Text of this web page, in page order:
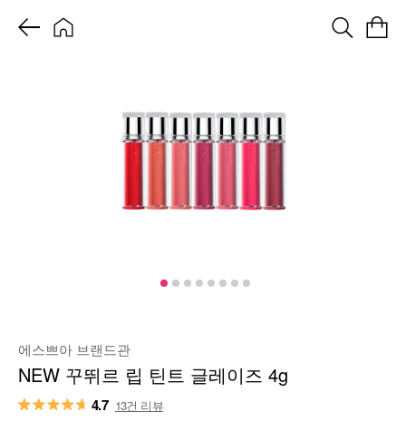
에스쁘아 브랜드관
NEW 꾸뛰르 립 틴트 글레이즈 4g
4.7 13건 리뷰